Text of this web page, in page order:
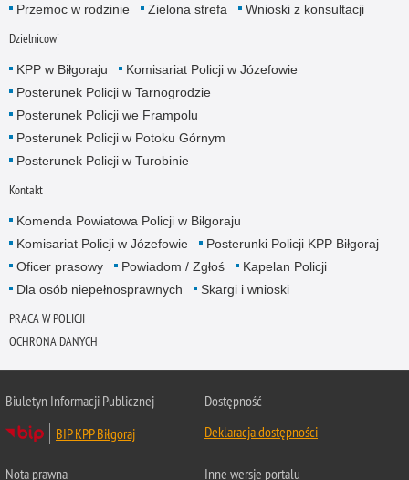
Przemoc w rodzinie Zielona strefa Wnioski z konsultacji
Dzielnicowi
KPP w Biłgoraju
Komisariat Policji w Józefowie
Posterunek Policji w Tarnogrodzie
Posterunek Policji we Frampolu
Posterunek Policji w Potoku Górnym
Posterunek Policji w Turobinie
Kontakt
Komenda Powiatowa Policji w Biłgoraju
Komisariat Policji w Józefowie
Posterunki Policji KPP Biłgoraj
Oficer prasowy
Powiadom / Zgłoś
Kapelan Policji
Dla osób niepełnosprawnych
Skargi i wnioski
PRACA W POLICJI
OCHRONA DANYCH
Biuletyn Informacji Publicznej
BIP KPP Biłgoraj
Dostępność
Deklaracja dostępności
Nota prawna Inne wersje portalu